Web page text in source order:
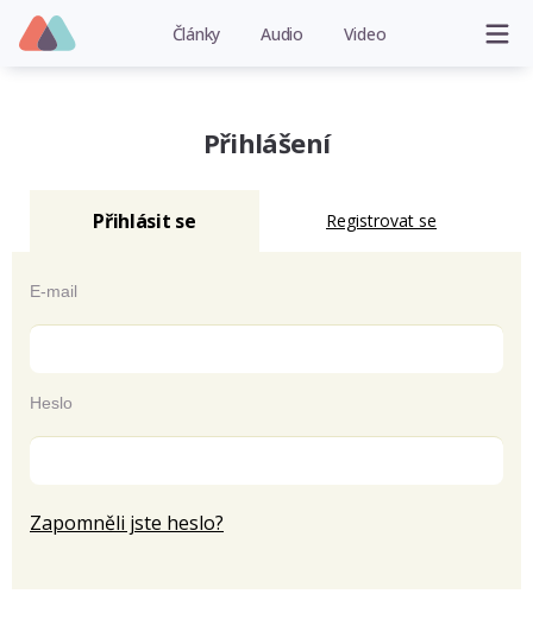
Články Audio Video
Přihlášení
Přihlásit se Registrovat se
E-mail
Heslo
Zapomněli jste heslo?